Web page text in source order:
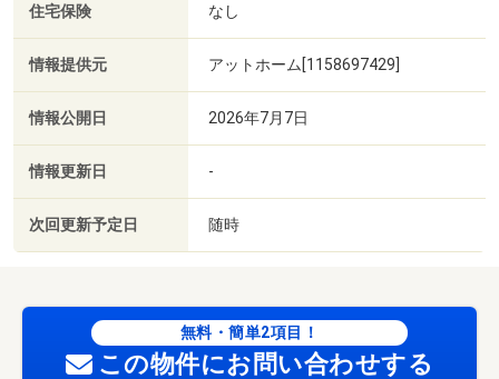
住宅保険 なし
情報提供元 アットホーム[1158697429]
情報公開日 2026年7月7日
情報更新日 -
次回更新予定日 随時
無料・簡単2項目！
この物件にお問い合わせする